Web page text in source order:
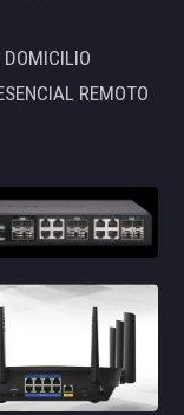
REMOTO